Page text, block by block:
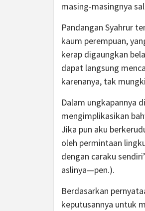
masing-masingnya
Pandangan Syahrur
kaum perempuan,
kerap digaungkan
dapat langsung
karenanya, tak
Dalam ungkapannya
mengimplikasikan
Jika pun aku
oleh permintaan
dengan caraku
aslinya—pen.).
Berdasarkan
keputusannya untuk